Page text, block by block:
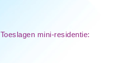
Toeslagen mini-residentie: